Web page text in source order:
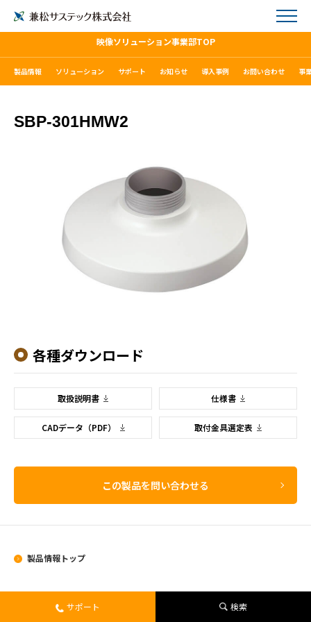
映像ソリューション事業部TOP
製品情報 ソリューション サポート お知らせ 導入事例 お問い合わせ 事
SBP-301HMW2
各種ダウンロード
取扱説明書 仕様書
CADデータ（PDF） 取付金具選定表
この製品を問い合わせる
製品情報トップ
サポート
検索